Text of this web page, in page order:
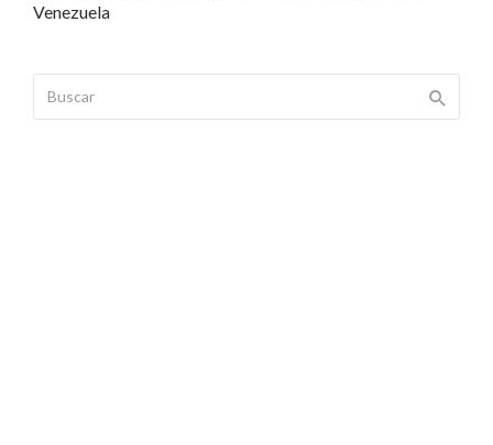
Venezuela